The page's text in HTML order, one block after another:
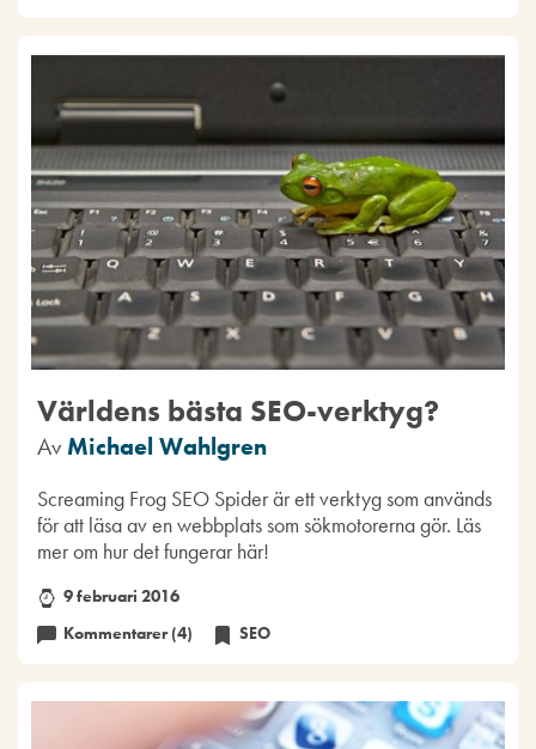
Världens bästa SEO-verktyg?
Av Michael Wahlgren
Screaming Frog SEO Spider är ett verktyg som används
för att läsa av en webbplats som sökmotorerna gör. Läs
mer om hur det fungerar här!
9 februari 2016
Kommentarer (4)
SEO